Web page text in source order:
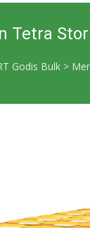
Tetra
Godis Bulk >